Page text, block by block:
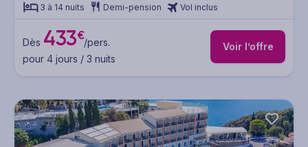
3 à 14 nuits Demi-pension Vol inclus
Dès 433€/pers.
pour 4 jours / 3 nuits
Voir l’offre